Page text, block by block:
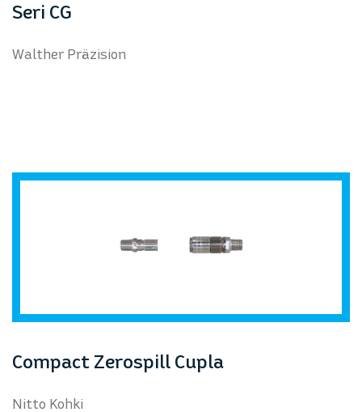
Walther Präzision
Seri CG
Nitto Kohki
Compact Zerospill Cupla